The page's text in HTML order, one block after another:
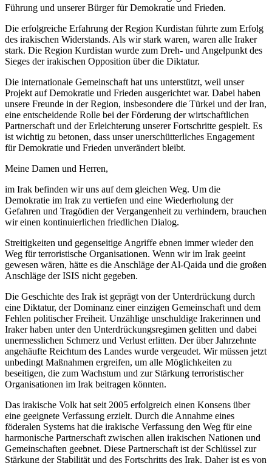
Führung und unserer Bürger für Demokratie und Frieden.
Die erfolgreiche Erfahrung der Region Kurdistan führte zum Erfolg
des irakischen Widerstands. Als wir stark waren, waren alle Iraker
stark. Die Region Kurdistan wurde zum Dreh- und Angelpunkt des
Sieges der irakischen Opposition über die Diktatur.
Die internationale Gemeinschaft hat uns unterstützt, weil unser
Projekt auf Demokratie und Frieden ausgerichtet war. Dabei haben
unsere Freunde in der Region, insbesondere die Türkei und der Iran,
eine entscheidende Rolle bei der Förderung der wirtschaftlichen
Partnerschaft und der Erleichterung unserer Fortschritte gespielt. Es
ist wichtig zu betonen, dass unser unerschütterliches Engagement
für Demokratie und Frieden unverändert bleibt.
Meine Damen und Herren,
im Irak befinden wir uns auf dem gleichen Weg. Um die
Demokratie im Irak zu vertiefen und eine Wiederholung der
Gefahren und Tragödien der Vergangenheit zu verhindern, brauchen
wir einen kontinuierlichen friedlichen Dialog.
Streitigkeiten und gegenseitige Angriffe ebnen immer wieder den
Weg für terroristische Organisationen. Wenn wir im Irak geeint
gewesen wären, hätte es die Anschläge der Al-Qaida und die großen
Anschläge der ISIS nicht gegeben.
Die Geschichte des Irak ist geprägt von der Unterdrückung durch
eine Diktatur, der Dominanz einer einzigen Gemeinschaft und dem
Fehlen politischer Freiheit. Unzählige unschuldige Irakerinnen und
Iraker haben unter den Unterdrückungsregimen gelitten und dabei
unermesslichen Schmerz und Verlust erlitten. Der über Jahrzehnte
angehäufte Reichtum des Landes wurde vergeudet. Wir müssen jetzt
unbedingt Maßnahmen ergreifen, um alle Möglichkeiten zu
beseitigen, die zum Wachstum und zur Stärkung terroristischer
Organisationen im Irak beitragen könnten.
Das irakische Volk hat seit 2005 erfolgreich einen Konsens über
eine geeignete Verfassung erzielt. Durch die Annahme eines
föderalen Systems hat die irakische Verfassung den Weg für eine
harmonische Partnerschaft zwischen allen irakischen Nationen und
Gemeinschaften geebnet. Diese Partnerschaft ist der Schlüssel zur
Stärkung der Stabilität und des Fortschritts des Irak. Daher ist es von